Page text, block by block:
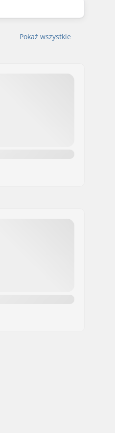
Pokaż wszystkie